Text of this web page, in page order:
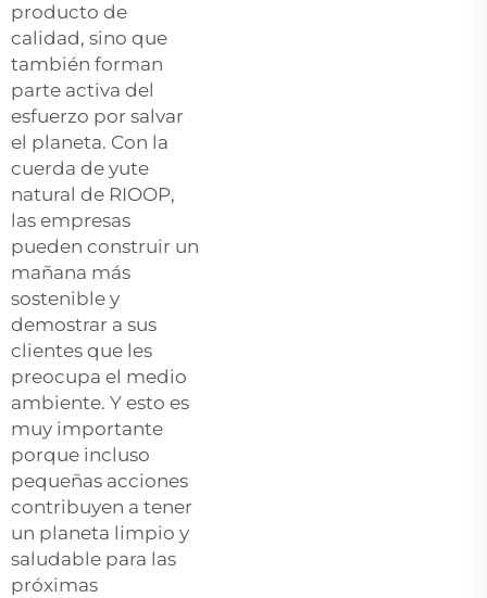
producto de
calidad, sino que
también forman
parte activa del
esfuerzo por salvar
el planeta. Con la
cuerda de yute
natural de RIOOP,
las empresas
pueden construir un
mañana más
sostenible y
demostrar a sus
clientes que les
preocupa el medio
ambiente. Y esto es
muy importante
porque incluso
pequeñas acciones
contribuyen a tener
un planeta limpio y
saludable para las
próximas